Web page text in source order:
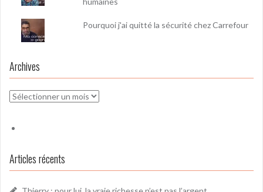
Pourquoi j'ai quitté la sécurité chez Carrefour
Archives
Archives
Articles récents